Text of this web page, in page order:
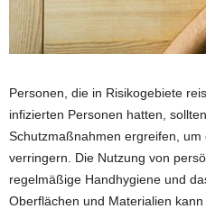
Personen, die in Risikogebiete
infizierten Personen hatten,
Schutzmaßnahmen ergreifen,
verringern. Die Nutzung von
regelmäßige Handhygiene und
Oberflächen und Materialien